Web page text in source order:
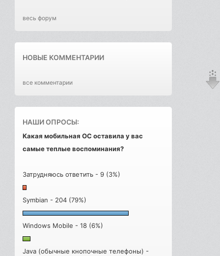
весь форум
НОВЫЕ КОММЕНТАРИИ
все комментарии
НАШИ ОПРОСЫ:
Какая мобильная ОС оставила у вас
самые теплые воспоминания?
Затрудняюсь ответить - 9 (3%)
Symbian - 204 (79%)
Windows Mobile - 18 (6%)
Java (обычные кнопочные телефоны) -